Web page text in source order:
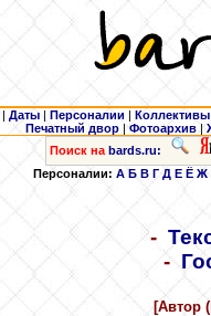
| Даты | Персоналии | Коллективы
Печатный двор |Фотоархив |
Поиск на bards.ru:
Персоналии: А Б В Г Д Е Ё Ж
-
-
[Автор